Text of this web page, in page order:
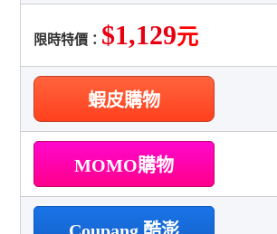
限時特價： $1,129元
蝦皮購物
MOMO購物